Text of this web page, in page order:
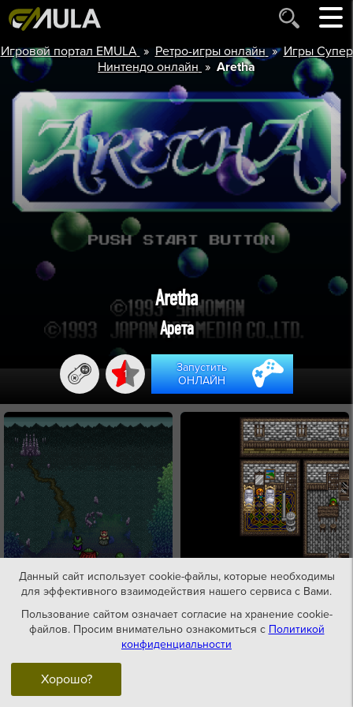
Игровой портал EMULA » Ретро-игры онлайн »Игры Супер
Нинтендо онлайн » Aretha
Aretha
Арета
1
Запустить
ОНЛАЙН
Данный сайт использует cookie-файлы, которые необходимы
для эффективного взаимодействия нашего сервиса с Вами.
Пользование сайтом означает согласие на хранение cookie-
файлов. Просим внимательно ознакомиться с Политикой
конфиденциальности
Хорошо?